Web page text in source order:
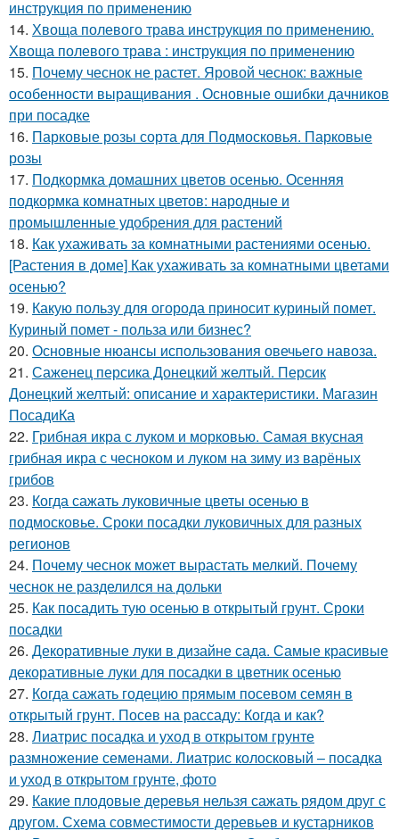
инструкция по применению
14. Хвоща полевого трава инструкция по применению.
Хвоща полевого трава : инструкция по применению
15. Почему чеснок не растет. Яровой чеснок: важные
особенности выращивания . Основные ошибки дачников
при посадке
16. Парковые розы сорта для Подмосковья. Парковые
розы
17. Подкормка домашних цветов осенью. Осенняя
подкормка комнатных цветов: народные и
промышленные удобрения для растений
18. Как ухаживать за комнатными растениями осенью.
[Растения в доме] Как ухаживать за комнатными цветами
осенью?
19. Какую пользу для огорода приносит куриный помет.
Куриный помет - польза или бизнес?
20. Основные нюансы использования овечьего навоза.
21. Саженец персика Донецкий желтый. Персик
Донецкий желтый: описание и характеристики. Магазин
ПосадиКа
22. Грибная икра с луком и морковью. Самая вкусная
грибная икра с чесноком и луком на зиму из варёных
грибов
23. Когда сажать луковичные цветы осенью в
подмосковье. Сроки посадки луковичных для разных
регионов
24. Почему чеснок может вырастать мелкий. Почему
чеснок не разделился на дольки
25. Как посадить тую осенью в открытый грунт. Сроки
посадки
26. Декоративные луки в дизайне сада. Самые красивые
декоративные луки для посадки в цветник осенью
27. Когда сажать годецию прямым посевом семян в
открытый грунт. Посев на рассаду: Когда и как?
28. Лиатрис посадка и уход в открытом грунте
размножение семенами. Лиатрис колосковый – посадка
и уход в открытом грунте, фото
29. Какие плодовые деревья нельзя сажать рядом друг с
другом. Схема совместимости деревьев и кустарников